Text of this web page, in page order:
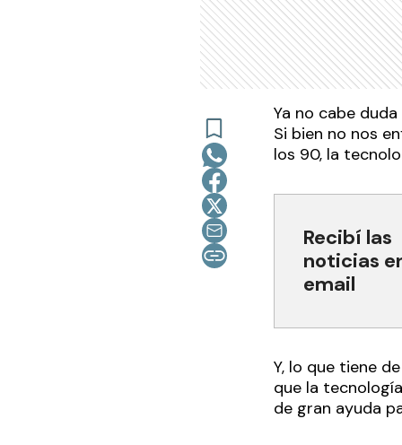
Ya no cabe
Si bien no nos
los 90, la
Recibí las
noticias
email
Y, lo que tiene
que la
de gran ayuda